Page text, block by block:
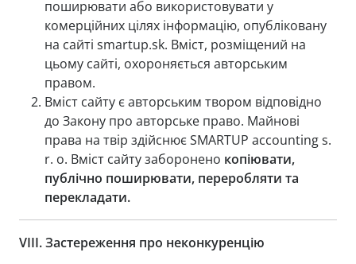
поширювати або використовувати у
комерційних цілях інформацію, опубліковану
на сайті smartup.sk. Вміст, розміщений на
цьому сайті, охороняється авторським
правом.
Вміст сайту є авторським твором відповідно
до Закону про авторське право. Майнові
права на твір здійснює SMARTUP accounting s.
r. o. Вміст сайту заборонено копіювати,
публічно поширювати, переробляти та
перекладати.
VIII.Застереження про неконкуренцію